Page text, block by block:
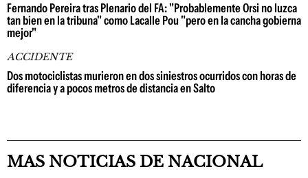
Fernando Pereira tras Plenario del FA: "Probablemente Orsi no luzca
tan bien en la tribuna" como Lacalle Pou "pero en la cancha gobierna
mejor"
ACCIDENTE
Dos motociclistas murieron en dos siniestros ocurridos con horas de
diferencia y a pocos metros de distancia en Salto
MAS NOTICIAS DE NACIONAL